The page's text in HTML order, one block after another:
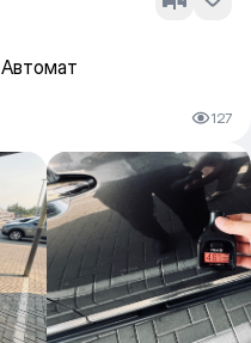
Автомат
127